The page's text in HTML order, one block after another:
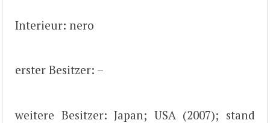
Interieur: nero
erster Besitzer: –
weitere Besitzer: Japan; USA (2007); stand